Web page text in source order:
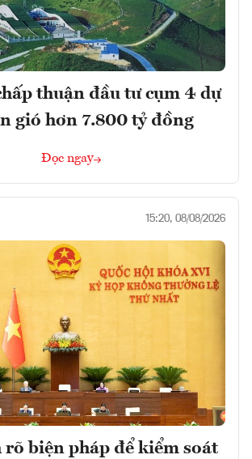
thuận đầu tư cụm 4 dự
gió hơn 7.800 tỷ đồng
Đọc ngay
15:20, 08/08/2026
biện pháp để kiểm soát